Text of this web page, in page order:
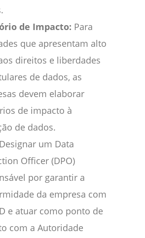
de Impacto: Para
que apresentam alto
direitos e liberdades
de dados, as
devem elaborar
de impacto à
de dados.
Designar um Data
Officer (DPO)
por garantir a
da empresa com
e atuar como ponto de
com a Autoridade